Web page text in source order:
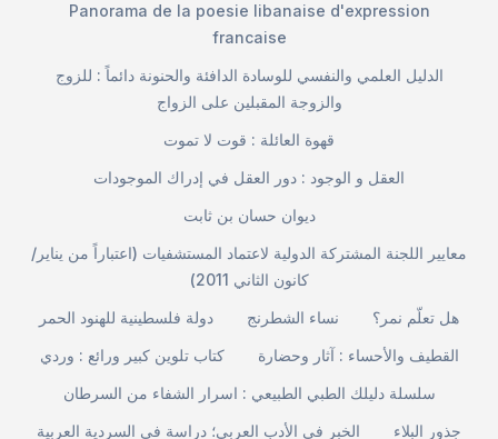
Panorama de la poesie libanaise d'expression
francaise
الدليل العلمي والنفسي للوسادة الدافئة والحنونة دائماً : للزوج
والزوجة المقبلين على الزواج
قهوة العائلة : قوت لا تموت
العقل و الوجود : دور العقل في إدراك الموجودات
ديوان حسان بن ثابت
معايير اللجنة المشتركة الدولية لاعتماد المستشفيات (اعتباراً من يناير/
كانون الثاني 2011)
دولة فلسطينية للهنود الحمر
نساء الشطرنج
هل تعلّم نمر؟
كتاب تلوين كبير ورائع : وردي
القطيف والأحساء : آثار وحضارة
سلسلة دليلك الطبي الطبيعي : اسرار الشفاء من السرطان
الخبر في الأدب العربي؛ دراسة في السردية العربية
جذور البلاء